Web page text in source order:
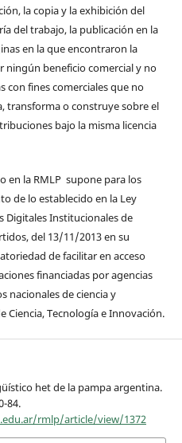
la copia y la exhibición del
del trabajo, la publicación en la
en la que encontraron la
ningún beneficio comercial y no
con fines comerciales que no
transforma o construye sobre el
bajo la misma licencia
en la RMLP supone para los
de lo establecido en la Ley
Digitales Institucionales de
del 13/11/2013 en su
de facilitar en acceso
financiadas por agencias
nacionales de ciencia y
Ciencia, Tecnología e Innovación.
het de la pampa argentina.
84.
rmlp/article/view/1372